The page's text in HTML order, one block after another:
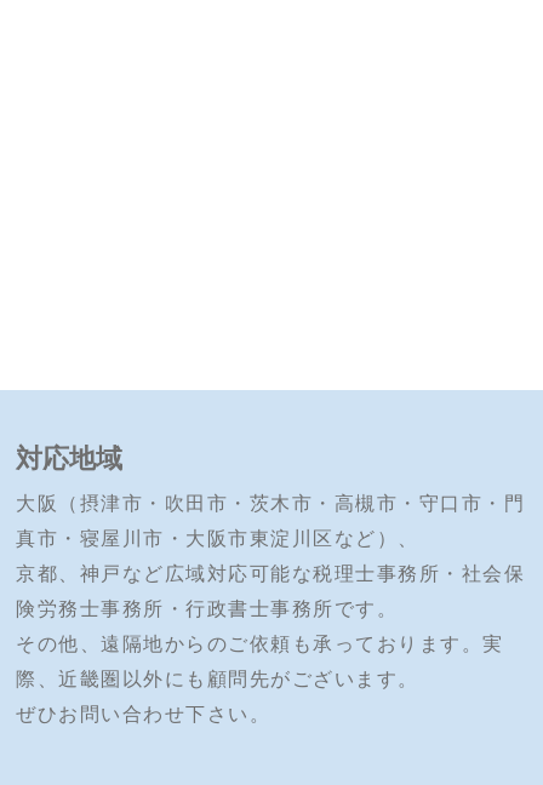
対応地域
大阪（摂津市・吹田市・茨木市・高槻市・守口市・門
真市・寝屋川市・大阪市東淀川区など）、
京都、神戸など広域対応可能な税理士事務所・社会保
険労務士事務所・行政書士事務所です。
その他、遠隔地からのご依頼も承っております。実
際、近畿圏以外にも顧問先がございます。
ぜひお問い合わせ下さい。